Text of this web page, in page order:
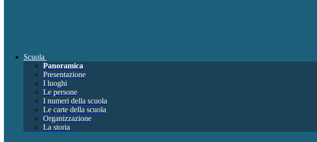
Scuola
Panoramica
Presentazione
I luoghi
Le persone
I numeri della scuola
Le carte della scuola
Organizzazione
La storia